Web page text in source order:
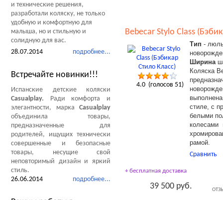
Bebecar Stylo Class
4.0(голосов 51)
Тип -
Ширина
Коляска
стиле, с
белыми
колесами
рамой.
Сравнить
+ бесплатная доставка
39 500 руб.
и технические решения,
разработали коляску, не только
удобную и комфортную для
малыша, но и стильную и
солидную для вас.
подробнее...
28.07.2014
Встречайте новинки!!!
Испанские детские коляски
Casualplay. Ради комфорта и
элегантности, марка Casualplay
объединила товары,
предназначенные для
родителей, ищущих технически
совершенные и безопасные
товары, несущие свой
неповторимый дизайн и яркий
стиль.
подробнее...
26.06.2014